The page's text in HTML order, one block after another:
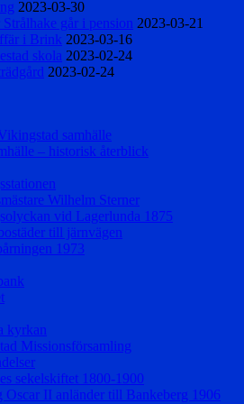
2023-03-30
går i pension 2023-03-21
i Brink 2023-03-16
skola 2023-02-24
2023-02-24
samhälle
– historisk återblick
Wilhelm Sterner
vid Lagerlunda 1875
till järnvägen
1973
kyrkan
Missionsförsamling
sekelskiftet 1800-1900
Oscar II anländer till Bankeberg 1906